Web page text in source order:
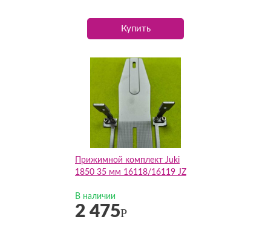
Купить
Прижимной комплект Juki
1850 35 мм 16118/16119 JZ
В наличии
2 475Р